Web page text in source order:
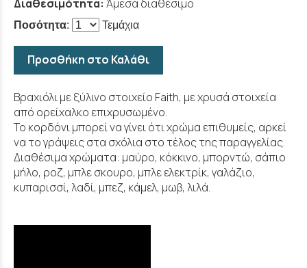
Διαθεσιμότητα: Άμεσα διαθέσιμο
Ποσότητα: Τεμάχια
Προσθήκη στο Καλάθι
Βραχιόλι με ξύλινο στοιχείο Faith, με χρυσά στοιχεία
από ορείχαλκο επιχρυσωμένο.
Το κορδόνι μπορεί να γίνει ότι χρώμα επιθυμείς, αρκεί
να το γράψεις στα σχόλια στο τέλος της παραγγελίας.
Διαθέσιμα χρώματα: μαύρο, κόκκινο, μπορντώ, σάπιο
μήλο, ροζ, μπλε σκουρο, μπλε ελεκτρίκ, γαλάζιο,
κυπαρισσί, λαδί, μπεζ, κάμελ, μωβ, λιλά.